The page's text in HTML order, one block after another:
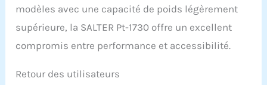
modèles avec une capacité de poids légèrement
supérieure, la SALTER Pt-1730 offre un excellent
compromis entre performance et accessibilité.
Retour des utilisateurs